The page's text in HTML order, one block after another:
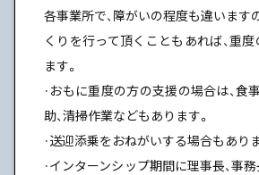
各事業所で、障がいの程度も違います
くりを行って頂くこともあれば、重
ます。
・おもに重度の方の支援の場合は、食
助、清掃作業などもあります。
・送迎添乗をおねがいする場合もあり
・インターンシップ期間に理事長、事